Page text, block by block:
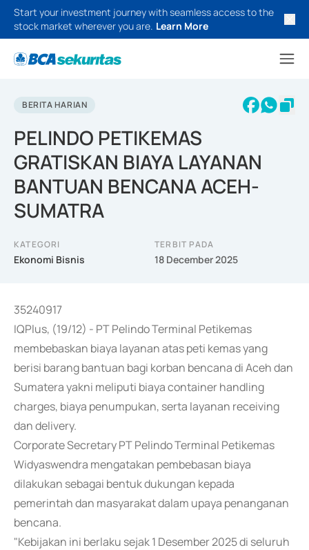
Start your investment journey with seamless access to the
stock market wherever you are. Learn More
BERITA HARIAN
PELINDO PETIKEMAS
GRATISKAN BIAYA LAYANAN
BANTUAN BENCANA ACEH-
SUMATRA
KATEGORI
Ekonomi Bisnis
TERBIT PADA
18 December 2025
35240917
IQPlus, (19/12) - PT Pelindo Terminal Petikemas
membebaskan biaya layanan atas peti kemas yang
berisi barang bantuan bagi korban bencana di Aceh dan
Sumatera yakni meliputi biaya container handling
charges, biaya penumpukan, serta layanan receiving
dan delivery.
Corporate Secretary PT Pelindo Terminal Petikemas
Widyaswendra mengatakan pembebasan biaya
dilakukan sebagai bentuk dukungan kepada
pemerintah dan masyarakat dalam upaya penanganan
bencana.
"Kebijakan ini berlaku sejak 1 Desember 2025 di seluruh